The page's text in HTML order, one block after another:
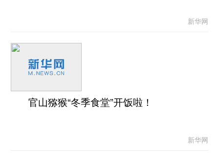
新华网
官山猕猴“冬季食堂”开饭啦！
新华网